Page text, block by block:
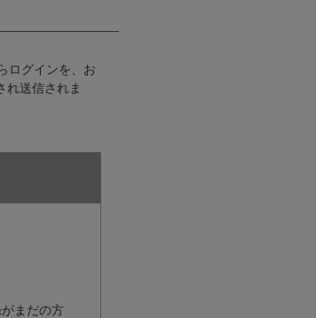
ログインを、お
れ送信されま
まだの方